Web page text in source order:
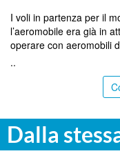
I voli in partenza per il
l’aeromobile era già in
operare con aeromobili
..
Dalla
PALERMO